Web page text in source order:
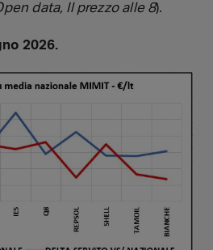
data, Il prezzo alle 8).
2026.